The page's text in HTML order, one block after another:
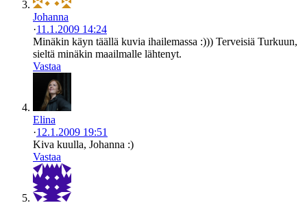
Johanna
·11.1.2009 14:24
Minäkin käyn täällä kuvia ihailemassa :))) Terveisiä Turkuun,
sieltä minäkin maailmalle lähtenyt.
Vastaa
Elina
·12.1.2009 19:51
Kiva kuulla, Johanna :)
Vastaa